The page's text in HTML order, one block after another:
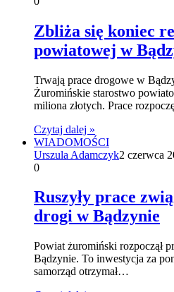
Zbliża się koniec
powiatowej w
Trwają prace drogowe w
Żuromińskie starostwo
miliona złotych. Prace
Czytaj dalej »
WIADOMOŚCI
Urszula Adamczyk2 czerwca
0
Ruszyły prace
drogi w Bądzynie
Powiat żuromiński rozpoczął
Bądzynie. To inwestycja za
samorząd otrzymał…